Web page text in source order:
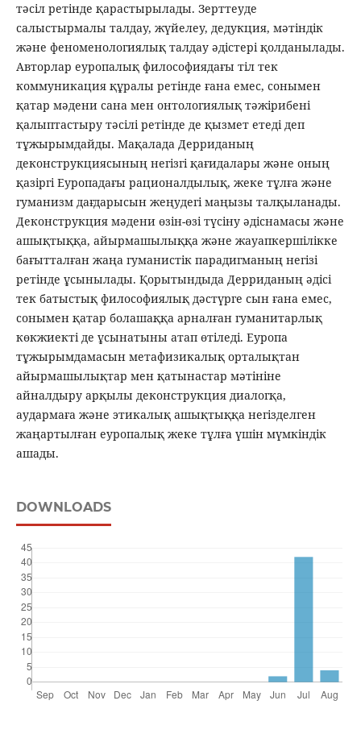
тәсіл ретінде қарастырылады. Зерттеуде
салыстырмалы талдау, жүйелеу, дедукция, мәтіндік
және феноменологиялық талдау әдістері қолданылады.
Авторлар еуропалық философиядағы тіл тек
коммуникация құралы ретінде ғана емес, сонымен
қатар мәдени сана мен онтологиялық тәжірибені
қалыптастыру тәсілі ретінде де қызмет етеді деп
тұжырымдайды. Мақалада Дерриданың
деконструкциясының негізгі қағидалары және оның
қазіргі Еуропадағы рационалдылық, жеке тұлға және
гуманизм дағдарысын жеңудегі маңызы талқыланады.
Деконструкция мәдени өзін-өзі түсіну әдіснамасы және
ашықтыққа, айырмашылыққа және жауапкершілікке
бағытталған жаңа гуманистік парадигманың негізі
ретінде ұсынылады. Қорытындыда Дерриданың әдісі
тек батыстық философиялық дәстүрге сын ғана емес,
сонымен қатар болашаққа арналған гуманитарлық
көкжиекті де ұсынатыны атап өтіледі. Еуропа
тұжырымдамасын метафизикалық орталықтан
айырмашылықтар мен қатынастар мәтініне
айналдыру арқылы деконструкция диалогқа,
аудармаға және этикалық ашықтыққа негізделген
жаңартылған еуропалық жеке тұлға үшін мүмкіндік
ашады.
DOWNLOADS